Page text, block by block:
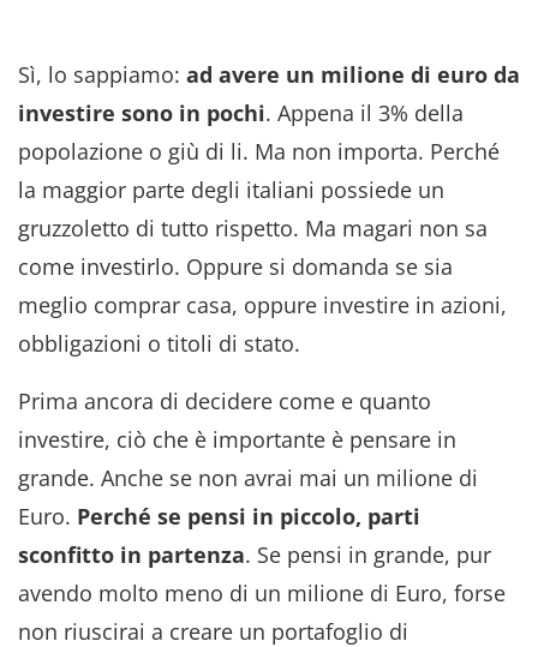
Sì, lo sappiamo: ad avere un milione di euro da
investire sono in pochi. Appena il 3% della
popolazione o giù di li. Ma non importa. Perché
la maggior parte degli italiani possiede un
gruzzoletto di tutto rispetto. Ma magari non sa
come investirlo. Oppure si domanda se sia
meglio comprar casa, oppure investire in azioni,
obbligazioni o titoli di stato.
Prima ancora di decidere come e quanto
investire, ciò che è importante è pensare in
grande. Anche se non avrai mai un milione di
Euro. Perché se pensi in piccolo, parti
sconfitto in partenza. Se pensi in grande, pur
avendo molto meno di un milione di Euro, forse
non riuscirai a creare un portafoglio di